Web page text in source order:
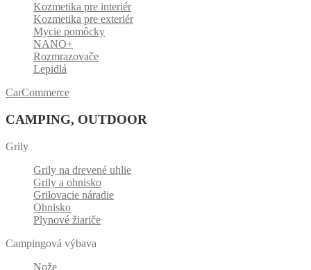
Kozmetika pre interiér
Kozmetika pre exteriér
Mycie pomôcky
NANO+
Rozmrazovače
Lepidlá
CarCommerce
CAMPING, OUTDOOR
Grily
Grily na drevené uhlie
Grily a ohnisko
Grilovacie náradie
Ohnisko
Plynové žiariče
Campingová výbava
Nože